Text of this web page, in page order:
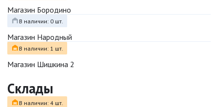
Магазин Бородино
В наличии: 0 шт.
Магазин Народный
В наличии: 1 шт.
Магазин Шишкина 2
Склады
В наличии: 4 шт.